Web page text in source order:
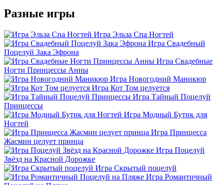
Разные игры
Игра Эльза Спа Ногтей
Игра Свадебный
Поцелуй Зака Эфрона
Игра Свадебные
Ногти Принцессы Анны
Игра Новогодний Маникюр
Игра Кот Том целуется
Игра Тайный Поцелуй
Принцессы
Игра Модный Бутик для
Ногтей
Игра Принцесса
Жасмин целует принца
Игра Поцелуй
Звёзд на Красной Дорожке
Игра Скрытый поцелуй
Игра Романтичный